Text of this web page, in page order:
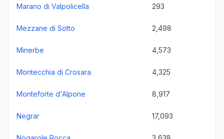
Marano di Valpolicella 293
Mezzane di Sotto 2,498
Minerbe 4,573
Montecchia di Crosara 4,325
Monteforte d'Alpone 8,917
Negrar 17,093